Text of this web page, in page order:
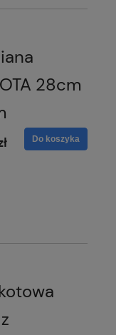
28cm
Do koszyka